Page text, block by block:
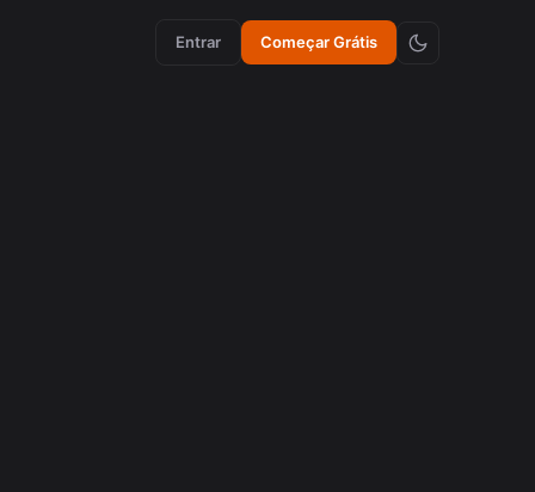
Entrar Começar Grátis